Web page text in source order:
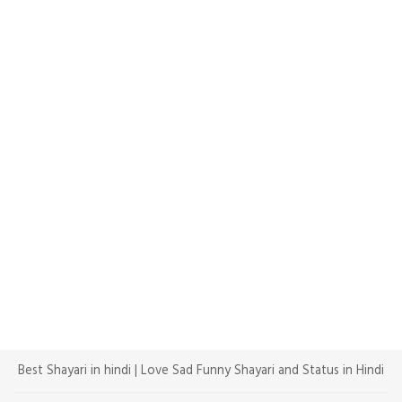
Best Shayari in hindi | Love Sad Funny Shayari and Status in Hindi